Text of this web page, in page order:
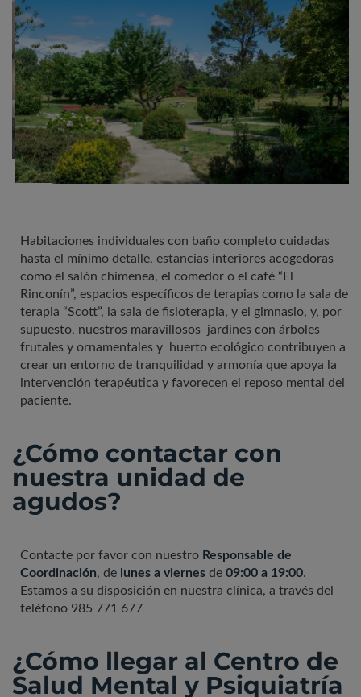
Habitaciones individuales con baño completo cuidadas
hasta el mínimo detalle, estancias interiores acogedoras
como el salón chimenea, el comedor o el café “El
Rinconín”, espacios específicos de terapias como la sala de
terapia “Scott”, la sala de fisioterapia, y el gimnasio, y, por
supuesto, nuestros maravillosos jardines con árboles
frutales y ornamentales y huerto ecológico contribuyen a
crear un entorno de tranquilidad y armonía que apoya la
intervención terapéutica y favorecen el reposo mental del
paciente.
¿Cómo contactar con
nuestra unidad de
agudos?
Contacte por favor con nuestro Responsable de
Coordinación, de lunes a viernes de 09:00 a 19:00.
Estamos a su disposición en nuestra clínica, a través del
teléfono 985 771 677
¿Cómo llegar al Centro de
Salud Mental y Psiquiatría